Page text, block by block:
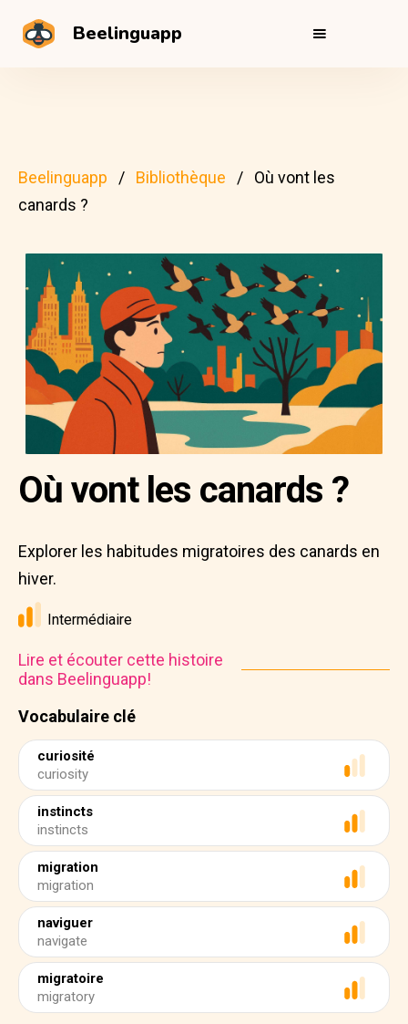
Beelinguapp
Beelinguapp Bibliothèque
Où vont les
canards ?
Vocabulaire clé
curiosité
curiosity
instincts
instincts
migration
migration
naviguer
navigate
migratoire
migratory
Où vont les canards ?
Explorer les habitudes migratoires des canards en
hiver.
Intermédiaire
Lire et écouter cette histoire
dans Beelinguapp!